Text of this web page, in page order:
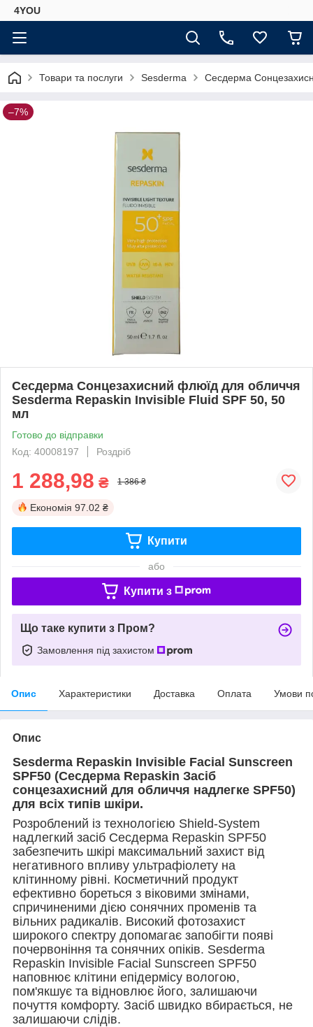
4YOU
Товари та послуги Sesderma Сесдерма
–7%
Сесдерма Сонцезахисний флюїд для обличчя
Sesderma Repaskin Invisible Fluid SPF 50, 50
мл
Готово до відправки
Код: 40008197
Роздріб
1 288,98 ₴ 1 386 ₴
Економія 97.02 ₴
Купити
або
Купити з
Що таке купити з Пром?
Замовлення під захистом
Опис Характеристики Доставка Оплата Умови
Опис
Sesderma Repaskin Invisible Facial Sunscreen
SPF50 (Сесдерма Repaskin Засіб
сонцезахисний для обличчя надлегке SPF50)
для всіх типів шкіри.
Розроблений із технологією Shield-System
надлегкий засіб Сесдерма Repaskin SPF50
забезпечить шкірі максимальний захист від
негативного впливу ультрафіолету на
клітинному рівні. Косметичний продукт
ефективно бореться з віковими змінами,
спричиненими дією сонячних променів та
вільних радикалів. Високий фотозахист
широкого спектру допомагає запобігти появі
почервоніння та сонячних опіків. Sesderma
Repaskin Invisible Facial Sunscreen SPF50
наповнює клітини епідермісу вологою,
пом'якшує та відновлює його, залишаючи
почуття комфорту. Засіб швидко вбирається, не
залишаючи слідів.